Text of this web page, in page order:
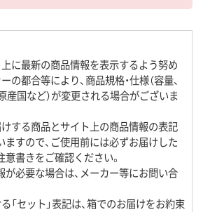
に最新の商品情報を表示するよう努め
の都合等により、商品規格・仕様（容量、
産国など）が変更される場合がございま
けする商品とサイト上の商品情報の表記
すので、ご使用前には必ずお届けした
書きをご確認ください。
が必要な場合は、メーカー等にお問い合
「セット」表記は、箱でのお届けをお約束